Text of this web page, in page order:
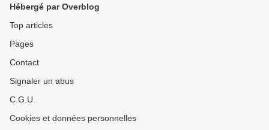
Hébergé par Overblog
Top articles
Pages
Contact
Signaler un abus
C.G.U.
Cookies et données personnelles